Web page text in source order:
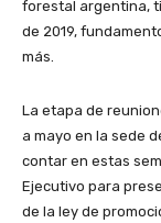
forestal argentina,
de 2019,
más.
La etapa de
a mayo en la sede
contar en estas
Ejecutivo para
de la ley de